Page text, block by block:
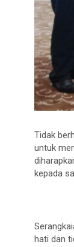
Tidak
untuk
kepada
hati dan